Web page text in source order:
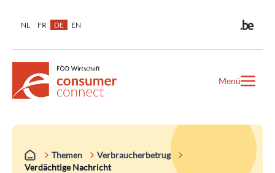
NL FR DE EN
Menü
Themen
Verbraucherbetrug
Verdächtige Nachricht